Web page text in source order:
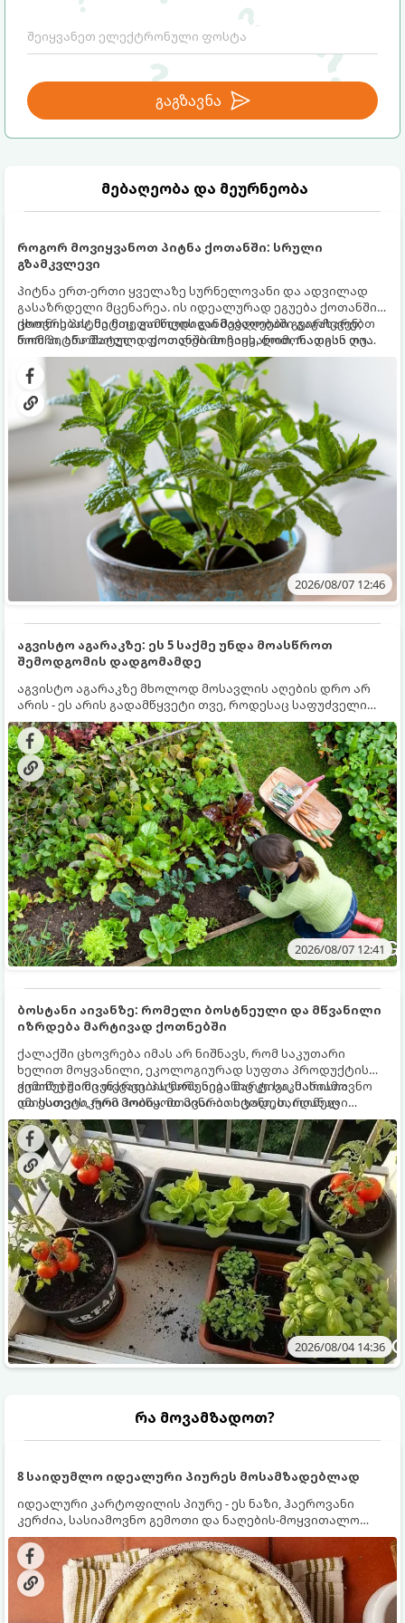
გაგზავნა
მებაღეობა და მეურნეობა
როგორ მოვიყვანოთ პიტნა ქოთანში: სრული
გზამკვლევი
პიტნა ერთ-ერთი ყველაზე სურნელოვანი და ადვილად
გასაზრდელი მცენარეა. ის იდეალურად ეგუება ქოთანში
ცხოვრებას, მეტიც, გამოცდილი მებაღეები გვირჩევენ,
რომ პიტნა მხოლოდ ქოთანში მოვიყვანოთ, რადგან ღია
გრუნტში (ბაღში) დარგვისას ის ფესვებით ძალიან
სწრაფად ვრცელდება და სხვა მცენარეებს ავიწროებს.
ქოთნის პიტნა მთელი წლის განმავლობაში გაგახარებთ
ნორჩი, არომატული ფოთლებით ჩაის, ლიმონათისა თუ
კერძებისთვის.
2026/08/07 12:46
აგვისტო აგარაკზე: ეს 5 საქმე უნდა მოასწროთ
შემოდგომის დადგომამდე
აგვისტო აგარაკზე მხოლოდ მოსავლის აღების დრო არ
არის - ეს არის გადამწყვეტი თვე, როდესაც საფუძველი
ეყრება მომავალი წლის მოსავალს და ბაღი მზადდება
შემოდგომა-ზამთრის სეზონისთვის. იმისათვის, რომ
ნიადაგმა ენერგია აღიდგინოს, ხოლო მცენარეებმა
ზამთარს გაუძლონ, აგვისტოს ბოლომდე 5
მნიშვნელოვანი საქმის გაკეთება უნდა მოასწროთ:
2026/08/07 12:41
ბოსტანი აივანზე: რომელი ბოსტნეული და მწვანილი
იზრდება მარტივად ქოთნებში
ქალაქში ცხოვრება იმას არ ნიშნავს, რომ საკუთარი
ხელით მოყვანილი, ეკოლოგიურად სუფთა პროდუქტის
გემოზე უარი თქვათ. პატარა აივანიც კი საკმარისია
იმისათვის, რომ მოიწყოთ მინი-ბოსტანი, საიდანაც
ყოველდღიურად ახალ, არომატულ მწვანილსა და
ბოსტნეულს მოკრეფთ.
ქოთნებში მცენარეების მოშენება მარტივი, სასიამოვნო
და ესთეტიკური ჰობია. მთავარია იცოდეთ, რომელი
კულტურები ეგუებიან ქოთნის პირობებს ყველაზე კარგად
და როგორ მოუაროთ მათ სწორად.
2026/08/04 14:36
რა მოვამზადოთ?
8 საიდუმლო იდეალური პიურეს მოსამზადებლად
იდეალური კარტოფილის პიურე - ეს ნაზი, ჰაეროვანი
კერძია, სასიამოვნო გემოთი და ნაღების-მოყვითალო
ფერით. მისი მომზადება ძალიან მარტივია, მაგრამ
არსებობს რამდენიმე საიდუმლო, რომლებიც უნდა
იცოდეთ, რომ პიურე იდეალურად გემრიელი გამოვიდეს.